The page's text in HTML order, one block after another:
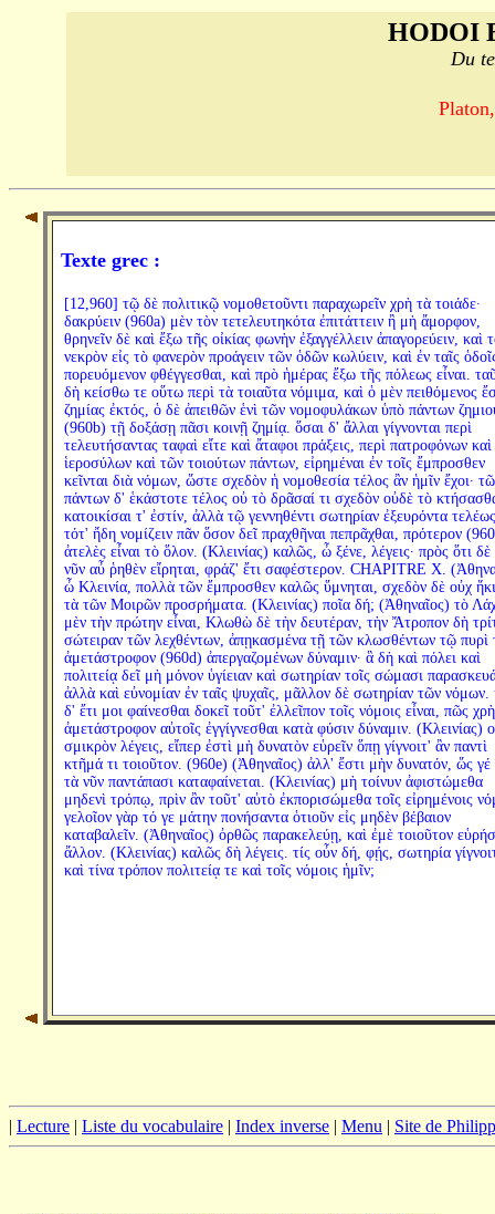
HODOI
Du
Texte grec :
[12,960] τῷ δὲ πολιτικῷ νομοθετοῦντι παραχωρεῖν χρὴ τὰ τοιάδε·
δακρύειν (960a) μὲν τὸν τετελευτηκότα ἐπιτάττειν ἢ μὴ ἄμορφον,
θρηνεῖν δὲ καὶ ἔξω τῆς οἰκίας φωνὴν ἐξαγγέλλειν ἀπαγορεύειν, καὶ
νεκρὸν εἰς τὸ φανερὸν προάγειν τῶν ὁδῶν κωλύειν, καὶ ἐν ταῖς
πορευόμενον φθέγγεσθαι, καὶ πρὸ ἡμέρας ἔξω τῆς πόλεως εἶναι.
δὴ κείσθω τε οὕτω περὶ τὰ τοιαῦτα νόμιμα, καὶ ὁ μὲν πειθόμενος
ζημίας ἐκτός, ὁ δὲ ἀπειθῶν ἑνὶ τῶν νομοφυλάκων ὑπὸ πάντων
(960b) τῇ δοξάσῃ πᾶσι κοινῇ ζημίᾳ. ὅσαι δ' ἄλλαι γίγνονται περὶ
τελευτήσαντας ταφαὶ εἴτε καὶ ἄταφοι πράξεις, περὶ πατροφόνων καὶ
ἱεροσύλων καὶ τῶν τοιούτων πάντων, εἰρημέναι ἐν τοῖς ἔμπροσθεν
κεῖνται διὰ νόμων, ὥστε σχεδὸν ἡ νομοθεσία τέλος ἂν ἡμῖν ἔχοι·
πάντων δ' ἑκάστοτε τέλος οὐ τὸ δρᾶσαί τι σχεδὸν οὐδὲ τὸ
κατοικίσαι τ' ἐστίν, ἀλλὰ τῷ γεννηθέντι σωτηρίαν ἐξευρόντα
τότ' ἤδη νομίζειν πᾶν ὅσον δεῖ πραχθῆναι πεπρᾶχθαι, πρότερον
ἀτελὲς εἶναι τὸ ὅλον. (Κλεινίας) καλῶς, ὦ ξένε, λέγεις· πρὸς ὅτι δὲ
νῦν αὖ ῥηθὲν εἴρηται, φράζ' ἔτι σαφέστερον. CHAPITRE X.
ὦ Κλεινία, πολλὰ τῶν ἔμπροσθεν καλῶς ὕμνηται, σχεδὸν δὲ οὐχ
τὰ τῶν Μοιρῶν προσρήματα. (Κλεινίας) ποῖα δή; (Ἀθηναῖος) τὸ
μὲν τὴν πρώτην εἶναι, Κλωθὼ δὲ τὴν δευτέραν, τὴν Ἄτροπον δὴ
σώτειραν τῶν λεχθέντων, ἀπῃκασμένα τῇ τῶν κλωσθέντων τῷ πυρὶ
ἀμετάστροφον (960d) ἀπεργαζομένων δύναμιν· ἃ δὴ καὶ πόλει καὶ
πολιτείᾳ δεῖ μὴ μόνον ὑγίειαν καὶ σωτηρίαν τοῖς σώμασι
ἀλλὰ καὶ εὐνομίαν ἐν ταῖς ψυχαῖς, μᾶλλον δὲ σωτηρίαν τῶν νόμων.
δ' ἔτι μοι φαίνεσθαι δοκεῖ τοῦτ' ἐλλεῖπον τοῖς νόμοις εἶναι, πῶς
ἀμετάστροφον αὐτοῖς ἐγγίγνεσθαι κατὰ φύσιν δύναμιν. (Κλεινίας)
σμικρὸν λέγεις, εἴπερ ἐστὶ μὴ δυνατὸν εὑρεῖν ὅπῃ γίγνοιτ' ἂν παντὶ
κτῆμά τι τοιοῦτον. (960e) (Ἀθηναῖος) ἀλλ' ἔστι μὴν δυνατόν, ὥς γέ
τὰ νῦν παντάπασι καταφαίνεται. (Κλεινίας) μὴ τοίνυν ἀφιστώμεθα
μηδενὶ τρόπῳ, πρὶν ἂν τοῦτ' αὐτὸ ἐκπορισώμεθα τοῖς εἰρημένοις
γελοῖον γὰρ τό γε μάτην πονήσαντα ὁτιοῦν εἰς μηδὲν βέβαιον
καταβαλεῖν. (Ἀθηναῖος) ὀρθῶς παρακελεύῃ, καὶ ἐμὲ τοιοῦτον
ἄλλον. (Κλεινίας) καλῶς δὴ λέγεις. τίς οὖν δή, φῄς, σωτηρία
καὶ τίνα τρόπον πολιτείᾳ τε καὶ τοῖς νόμοις ἡμῖν;
| Lecture | Liste du vocabulaire | Index inverse | Menu | Site de